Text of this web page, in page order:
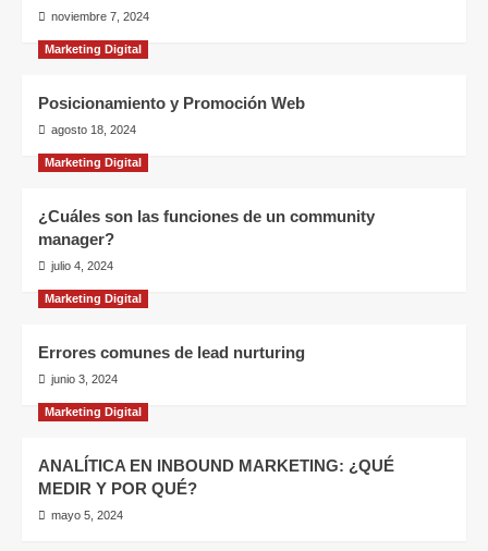
noviembre 7, 2024
Marketing Digital
Posicionamiento y Promoción Web
agosto 18, 2024
Marketing Digital
¿Cuáles son las funciones de un community
manager?
julio 4, 2024
Marketing Digital
Errores comunes de lead nurturing
junio 3, 2024
Marketing Digital
ANALÍTICA EN INBOUND MARKETING: ¿QUÉ
MEDIR Y POR QUÉ?
mayo 5, 2024